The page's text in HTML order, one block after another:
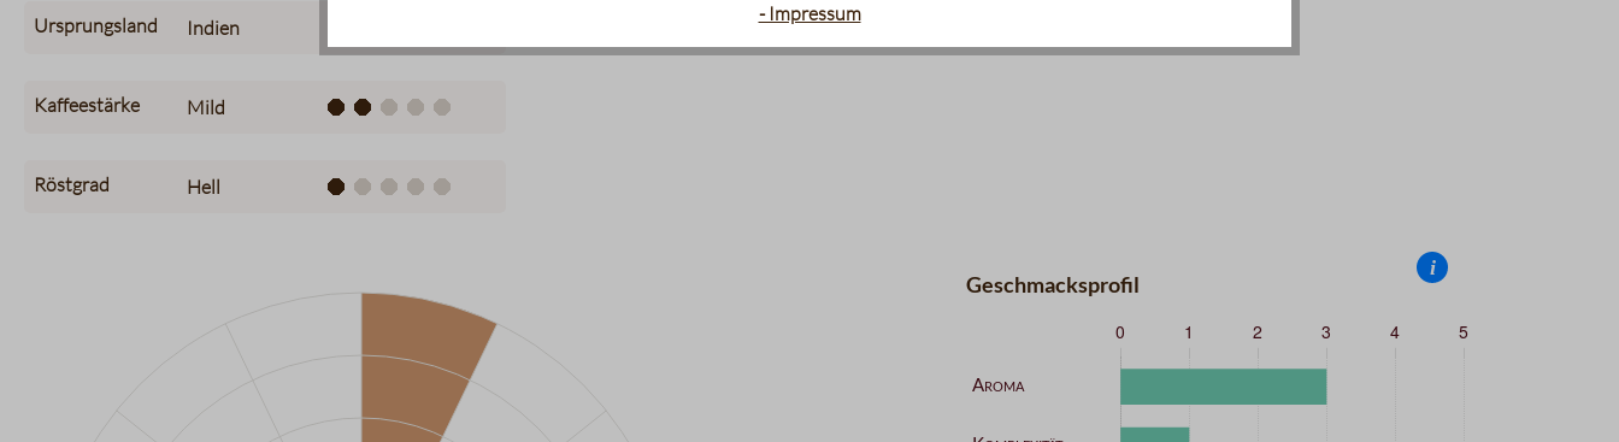
Ursprungsland Indien
Kaffeestärke Mild
Röstgrad Hell
Geschmacksprofil
i
- Impressum